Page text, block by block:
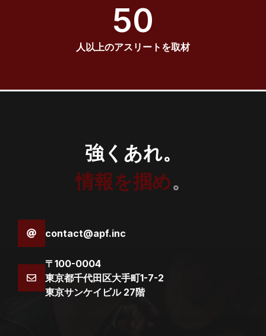
50
人以上のアスリートを取材
強くあれ。
情報を掴め。
contact@apf.inc
〒100-0004
東京都千代田区大手町1-7-2
東京サンケイビル 27階